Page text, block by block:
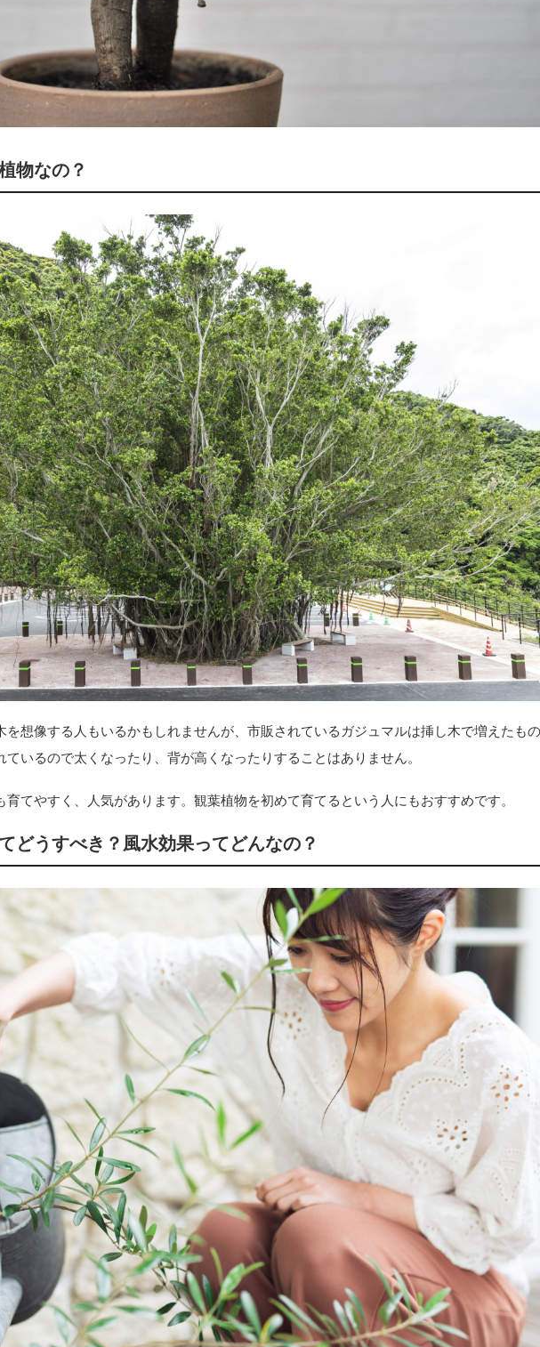
物なの？
を想像する人もいるかもしれませんが、市販されているガジュマルは挿し木で増えたもの
いるので太くなったり、背が高くなったりすることはありません。
てやすく、人気があります。観葉植物を初めて育てるという人にもおすすめです。
どうすべき？風水効果ってどんなの？